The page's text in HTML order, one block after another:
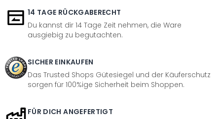
14 TAGE RÜCKGABERECHT
Du kannst dir 14 Tage Zeit nehmen, die Ware
ausgiebig zu begutachten.
SICHER EINKAUFEN
Das Trusted Shops Gütesiegel und der Käuferschutz
sorgen für 100%ige Sicherheit beim Shoppen.
FÜR DICH ANGEFERTIGT